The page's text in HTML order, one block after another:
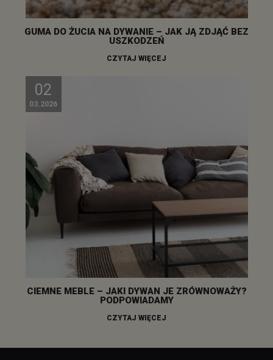
GUMA DO ŻUCIA NA DYWANIE – JAK JĄ ZDJĄĆ BEZ
USZKODZEŃ
CZYTAJ WIĘCEJ
02
03.2026
CIEMNE MEBLE – JAKI DYWAN JE ZRÓWNOWAŻY?
PODPOWIADAMY
CZYTAJ WIĘCEJ